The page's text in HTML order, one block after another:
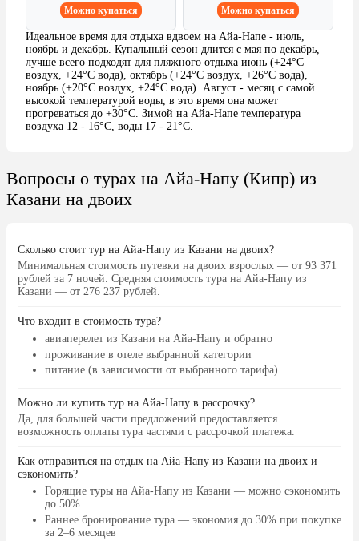
Можно купаться
Можно купаться
Идеальное время для отдыха вдвоем на Айа-Напе - июль,
ноябрь и декабрь. Купальный сезон длится с мая по декабрь,
лучше всего подходят для пляжного отдыха июнь (+24°C
воздух, +24°C вода), октябрь (+24°C воздух, +26°C вода),
ноябрь (+20°C воздух, +24°C вода). Август - месяц с самой
высокой температурой воды, в это время она может
прогреваться до +30°C. Зимой на Айа-Напе температура
воздуха 12 - 16°C, воды 17 - 21°C.
Вопросы о турах на Айа-Напу (Кипр) из
Казани на двоих
Сколько стоит тур на Айа-Напу из Казани на двоих?
Минимальная стоимость путевки на двоих взрослых — от 93 371
рублей за 7 ночей. Средняя стоимость тура на Айа-Напу из
Казани — от 276 237 рублей.
Что входит в стоимость тура?
авиаперелет из Казани на Айа-Напу и обратно
проживание в отеле выбранной категории
питание (в зависимости от выбранного тарифа)
Можно ли купить тур на Айа-Напу в рассрочку?
Да, для большей части предложений предоставляется
возможность оплаты тура частями с рассрочкой платежа.
Как отправиться на отдых на Айа-Напу из Казани на двоих и
сэкономить?
Горящие туры на Айа-Напуиз Казани — можно сэкономить
до 50%
Раннее бронирование тура— экономия до 30% при покупке
за 2–6 месяцев